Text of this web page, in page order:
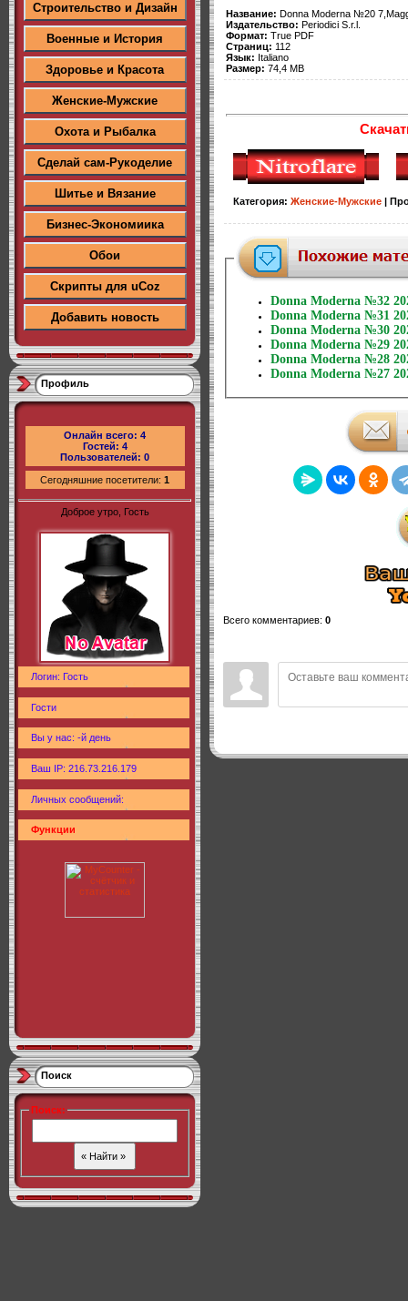
Строительство и Дизайн
Военные и История
Здоровье и Красота
Женские-Мужские
Охота и Рыбалка
Сделай сам-Рукоделие
Шитье и Вязание
Бизнес-Экономиика
Обои
Скрипты для uCoz
Добавить новость
Профиль
Онлайн всего: 4
Гостей: 4
Пользователей: 0
Сегодняшние посетители: 1
Доброе утро, Гость
Логин: Гость
Гости
Вы у нас: -й день
Ваш IP: 216.73.216.179
Личных сообщений:
Функции
Поиск
Поиск:
Название: Donna Moderna №20
Издательство: Periodici S.r.l.
Формат: True PDF
Страниц: 112
Язык: Italiano
Размер: 74,4 MB
Категория: Женские-Мужские
Donna Moderna №32
Donna Moderna №31
Donna Moderna №30
Donna Moderna №29
Donna Moderna №28
Donna Moderna №27
Всего комментариев: 0